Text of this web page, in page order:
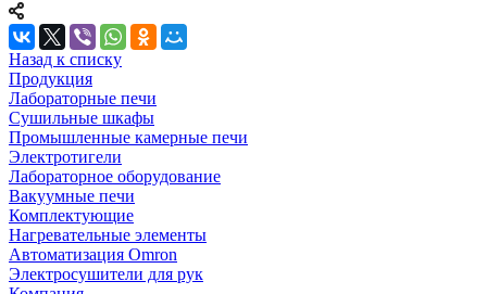
Назад к списку
Продукция
Лабораторные печи
Сушильные шкафы
Промышленные камерные печи
Электротигели
Лабораторное оборудование
Вакуумные печи
Комплектующие
Нагревательные элементы
Автоматизация Omron
Электросушители для рук